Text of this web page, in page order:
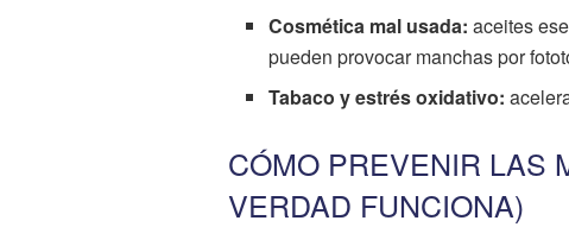
Cosmética mal usada: aceites
pueden provocar manchas por
Tabaco y estrés oxidativo:
CÓMO PREVENIR LAS
VERDAD FUNCIONA)